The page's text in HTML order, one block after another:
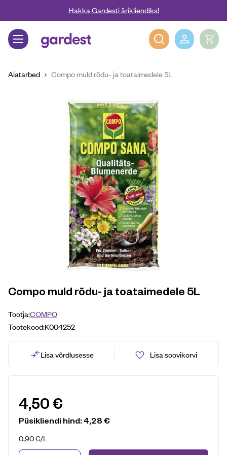
Liigu edasi põhisisu juurdeHakka Gardesti ärikliendiks!
Gardest
Aiatarbed Compo muld rõdu- ja toataimedele 5L
Compo muld rõdu- ja toataimedele 5L
Tootja:COMPO
Tootekood:K004252
Lisa võrdlusesse Lisa soovikorvi
4,50€
Püsikliendi hind:4,28€
0,90€/L